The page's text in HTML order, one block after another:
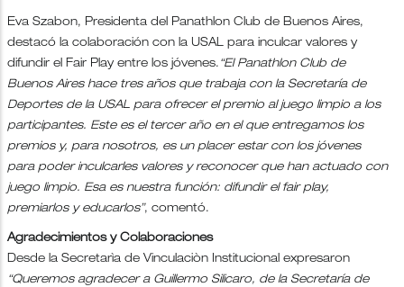
Eva Szabon, Presidenta del Panathlon Club de Buenos Aires,
destacó la colaboración con la USAL para inculcar valores y
difundir el Fair Play entre los jóvenes. “El Panathlon Club de
Buenos Aires hace tres años que trabaja con la Secretaría de
Deportes de la USAL para ofrecer el premio al juego limpio a los
participantes. Este es el tercer año en el que entregamos los
premios y, para nosotros, es un placer estar con los jóvenes
para poder inculcarles valores y reconocer que han actuado con
juego limpio. Esa es nuestra función: difundir el fair play,
premiarlos y educarlos”, comentó.
Agradecimientos y Colaboraciones
Desde la Secretarìa de Vinculaciòn Institucional expresaron
“Queremos agradecer a Guillermo Silicaro, de la Secretaría de